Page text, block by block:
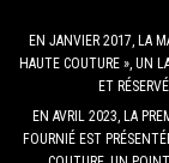
EN JANVIER 2017, LA
HAUTE COUTURE », UN
ET
EN AVRIL 2023, LA
FOURNIÉ EST